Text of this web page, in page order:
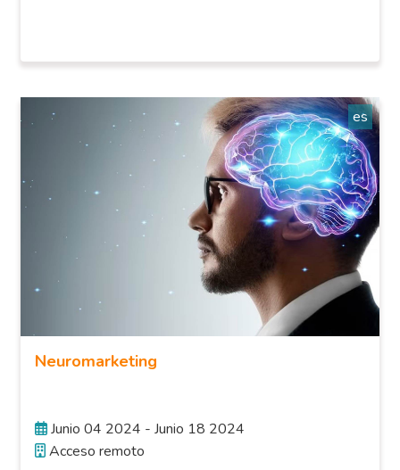
es
Neuromarketing
Junio 04 2024 - Junio 18 2024
Acceso remoto